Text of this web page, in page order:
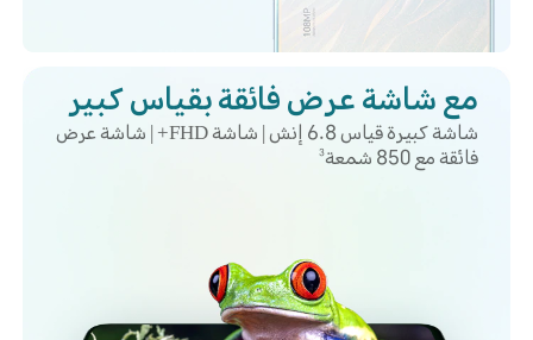
مع شاشة عرض فائقة بقياس كبير
شاشة كبيرة قياس 6.8 إنش | شاشة FHD+ | شاشة عرض
فائقة مع 850 شمعة 3